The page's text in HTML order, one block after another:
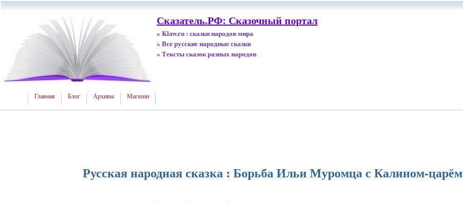
Сказатель.РФ: Сказочный портал
» Klaw.ru : сказки народов мира
» Все русские народные сказки
» Тексты сказок разных народов
Главная Блог Архивы Магазин
Русская народная сказка : Борьба Ильи Муромца с Калином-царём